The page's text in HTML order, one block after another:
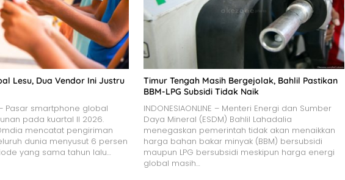
Lesu, Dua Vendor Ini Justru
– Pasar smartphone global
pada kuartal II 2026.
mencatat pengiriman
dunia menyusut 6 persen
yang sama tahun lalu…
Timur Tengah Masih Bergejolak, Bahlil Pastikan
BBM-LPG Subsidi Tidak Naik
INDONESIAONLINE – Menteri Energi dan Sumber
Daya Mineral (ESDM) Bahlil Lahadalia
menegaskan pemerintah tidak akan menaikkan
harga bahan bakar minyak (BBM) bersubsidi
maupun LPG bersubsidi meskipun harga energi
global masih…